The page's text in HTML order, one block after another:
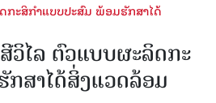
ກະສິກໍາແບບປະສົມ ພ້ອມຮັກສາໄດ້
ວິໄລ ຕົວແບບຜະລິດກະ
ສາໄດ້ສິ່ງແວດລ້ອມ